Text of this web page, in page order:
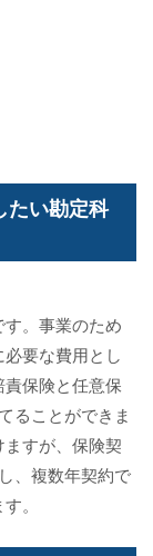
たい勘定科
。事業のため
要な費用とし
保険と任意保
ることができま
すが、保険契
、複数年契約で
。